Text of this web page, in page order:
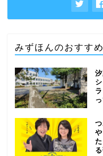
みずほんのおすすめ